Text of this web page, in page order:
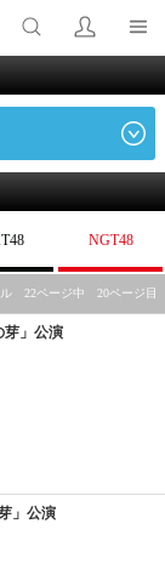
NGT48
ル 22ページ中 20ページ目
芽」公演
」公演